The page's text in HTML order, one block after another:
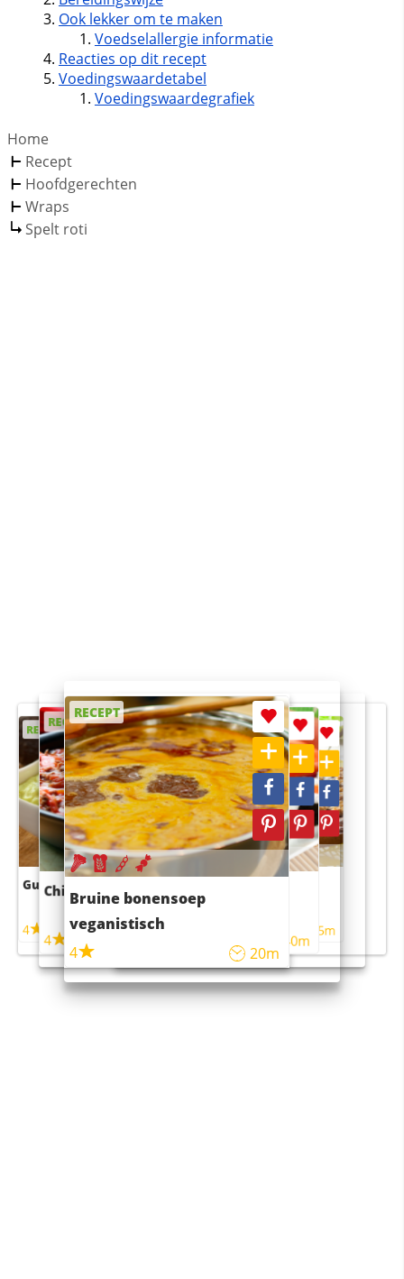
Ook lekker om te maken
Voedselallergie informatie
Reacties op dit recept
Voedingswaardetabel
Voedingswaardegrafiek
Home
Recept
Hoofdgerechten
Wraps
Spelt roti
RECEPT
Guacamole
4
RECEPT
Chili con carne
4 45m
RECEPT
Bruine bonensoep
veganistisch
4
20m
RECEPT
Sushi rijstsalade
maaltijdsalade
40m
RECEPT
4 55m